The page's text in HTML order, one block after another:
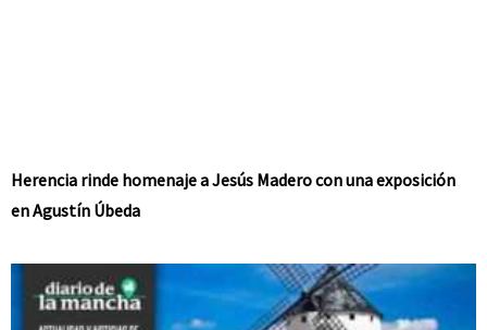
Herencia rinde homenaje a Jesús Madero con una exposición
en Agustín Úbeda